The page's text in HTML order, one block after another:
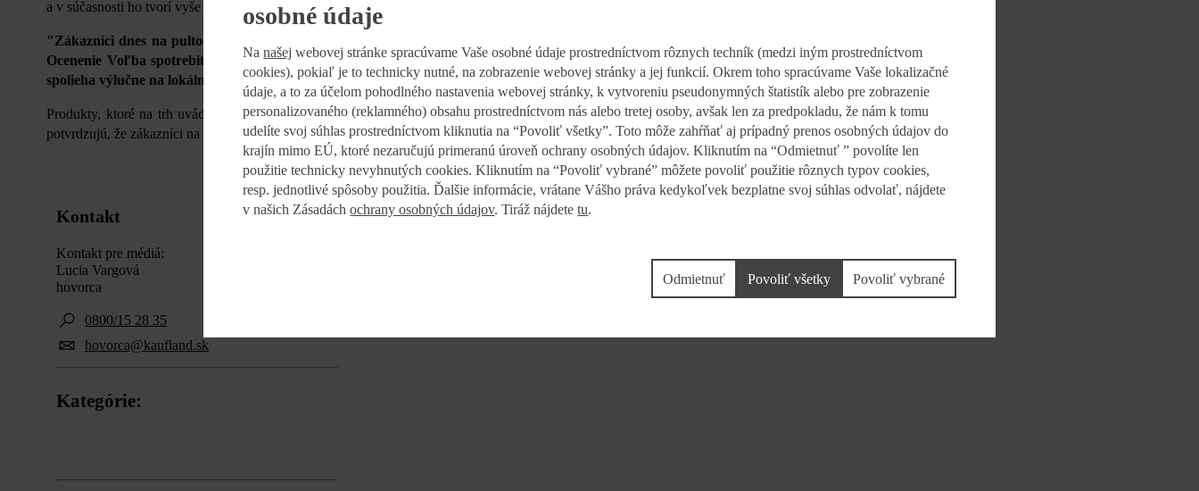
a v súčasnosti ho tvorí vyše 170 produktov.
"Zákazníci dnes na pultoch Kauflandu nájdu široký výber potravín, o to viac nás teší, že radi skúšajú aj nové výrobky našich privátnych značiek.
Ocenenie Voľba spotrebiteľov vnímane ako jasný signál, že ideme správnym smerom a že má zmysel rozširovať silnú značku, ktorá sa pri výrobe
spolieha výlučne na lokálnych dodávateľov,“dopĺňa Lucia Vargová.
Produkty, ktoré na trh uvádza obchodný reťazec, patria medzi pravidelných víťazov vo Voľbe spotrebiteľov. Aktuálne ocenenia pre jeho 3 novinky zároveň
potvrdzujú, že zákazníci na Slovensku si pri nákupe všímajú pôvod potravín a čoraz viac dôverujú tým, pod ktoré sa podpisujú domáci výrobcovia.
Kontakt
Kontakt pre médiá:
Lucia Vargová
hovorca
0800/15 28 35
hovorca@kaufland.sk
Kategórie:
osobné údaje
Nanašej webovej stránke spracúvame Vaše osobné údaje prostredníctvom rôznych techník (medzi iným prostredníctvom
cookies), pokiaľ je to technicky nutné, na zobrazenie webovej stránky a jej funkcií. Okrem toho spracúvame Vaše lokalizačné
údaje, a to za účelom pohodlného nastavenia webovej stránky, k vytvoreniu pseudonymných štatistík alebo pre zobrazenie
personalizovaného (reklamného) obsahu prostredníctvom nás alebo tretej osoby, avšak len za predpokladu, že nám k tomu
udelíte svoj súhlas prostredníctvom kliknutia na “Povoliť všetky”. Toto môže zahŕňať aj prípadný prenos osobných údajov do
krajín mimo EÚ, ktoré nezaručujú primeranú úroveň ochrany osobných údajov. Kliknutím na “Odmietnuť ” povolíte len
použitie technicky nevyhnutých cookies. Kliknutím na “Povoliť vybrané” môžete povoliť použitie rôznych typov cookies,
resp. jednotlivé spôsoby použitia. Ďalšie informácie, vrátane Vášho práva kedykoľvek bezplatne svoj súhlas odvolať, nájdete
v našich Zásadáchochrany osobných údajov. Tiráž nájdetetu.
Povoliť vybrané
Odmietnuť Povoliť všetky